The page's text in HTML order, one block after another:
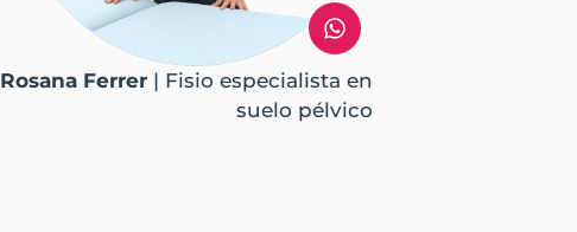
Rosana Ferrer| Fisio especialista en
suelo pélvico